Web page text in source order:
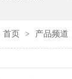
首页 > 产品频道